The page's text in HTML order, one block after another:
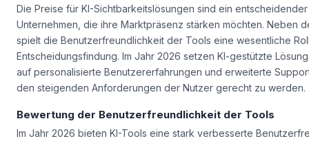
Die Preise für KI-Sichtbarkeitslösungen sind ein
Unternehmen, die ihre Marktpräsenz stärken möchten. Neben
spielt die Benutzerfreundlichkeit der Tools eine wesentliche
Entscheidungsfindung. Im Jahr 2026 setzen KI-gestützte
auf personalisierte Benutzererfahrungen und erweiterte
den steigenden Anforderungen der Nutzer gerecht zu werden.
Bewertung der Benutzerfreundlichkeit der Tools
Im Jahr 2026 bieten KI-Tools eine stark verbesserte